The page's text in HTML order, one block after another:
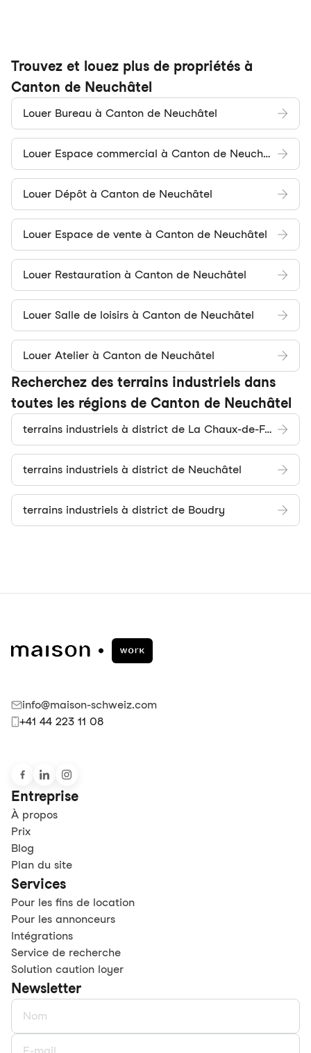
Trouvez et louez plus de propriétés à
Canton de Neuchâtel
Louer Bureau à Canton de Neuchâtel
Louer Espace commercial à Canton de Neuchâtel
Louer Dépôt à Canton de Neuchâtel
Louer Espace de vente à Canton de Neuchâtel
Louer Restauration à Canton de Neuchâtel
Louer Salle de loisirs à Canton de Neuchâtel
Louer Atelier à Canton de Neuchâtel
Recherchez des terrains industriels dans
toutes les régions de Canton de Neuchâtel
terrains industriels à district de La Chaux-de-Fonds
terrains industriels à district de Neuchâtel
terrains industriels à district de Boudry
info@maison-schweiz.com
+41 44 223 11 08
Entreprise
À propos
Prix
Blog
Plan du site
Services
Pour les fins de location
Pour les annonceurs
Intégrations
Service de recherche
Solution caution loyer
Newsletter